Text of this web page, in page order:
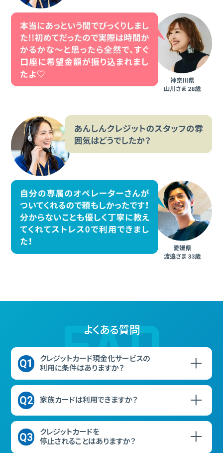
よくある質問
Q1
クレジットカード現金化サービスの
利用に条件はありますか？
Q2 家族カードは利用できますか？
Q3
クレジットカードを
停止されることはありますか？